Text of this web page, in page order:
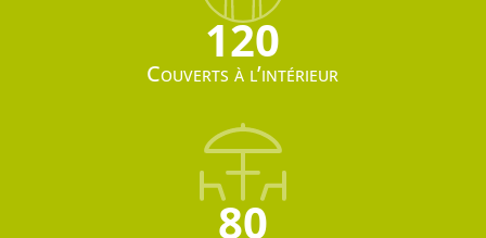
120
Couverts à l’intérieur
80